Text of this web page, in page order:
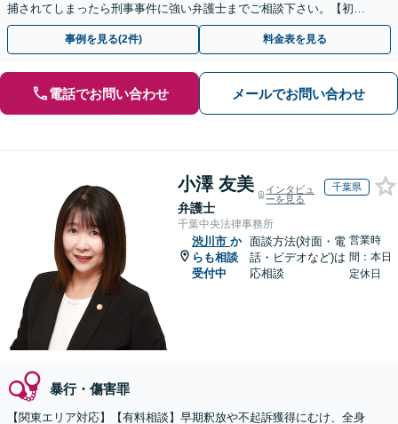
捕されてしまったら刑事事件に強い弁護士までご相談下さい。【初回
相談０円(電話)】【加害者側の相談専門】
事例を見る(2件) 料金表を見る
電話でお問い合わせ メールでお問い合わせ
小澤 友美
弁護士
インタビュ
ーを見る
千葉県
千葉中央法律事務所
渋川市 か
らも相談
受付中
面談方法(対面・電
話・ビデオなど)は
応相談
営業時
間：本日
定休日
暴行・傷害罪
【関東エリア対応】【有料相談】早期釈放や不起訴獲得にむけ、全身